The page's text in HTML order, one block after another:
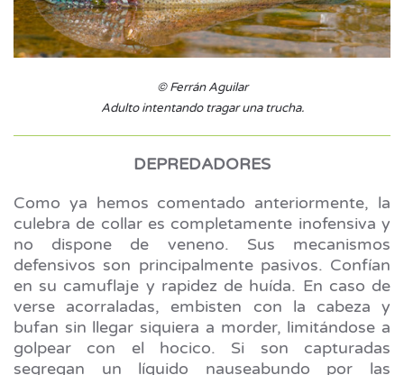
© Ferrán Aguilar
Adulto intentando tragar una trucha.
DEPREDADORES
Como ya hemos comentado anteriormente, la
culebra de collar es completamente inofensiva y
no dispone de veneno. Sus mecanismos
defensivos son principalmente pasivos. Confían
en su camuflaje y rapidez de huída. En caso de
verse acorraladas, embisten con la cabeza y
bufan sin llegar siquiera a morder, limitándose a
golpear con el hocico. Si son capturadas
segregan un líquido nauseabundo por las